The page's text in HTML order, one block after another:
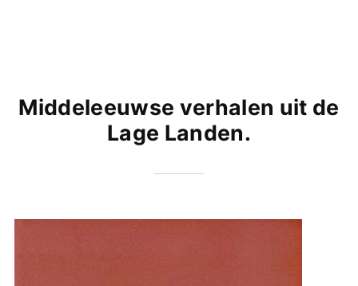
Middeleeuwse verhalen uit de
Lage Landen.